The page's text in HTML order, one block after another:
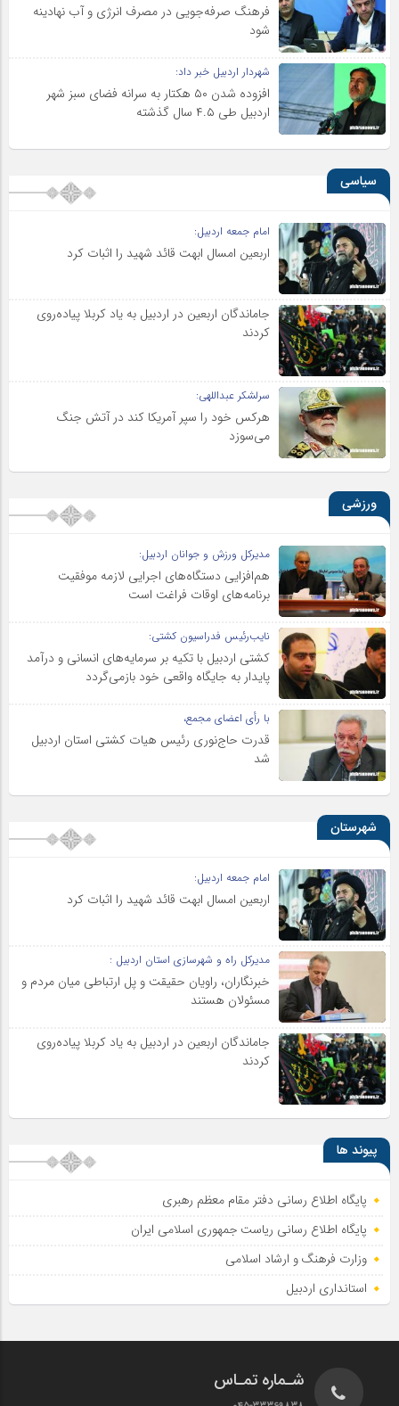
فرهنگ صرفه‌جویی در مصرف انرژی و آب نهادینه
شود
شهردار اردبیل خبر داد:
افزوده شدن ۵۰ هکتار به سرانه فضای سبز شهر
اردبیل طی ۴.۵ سال گذشته
سیاسی
امام جمعه اردبیل:
اربعین امسال ابهت قائد شهید را اثبات کرد
جاماندگان اربعین در اردبیل به یاد کربلا پیاده‌روی
کردند
سرلشکر عبداللهی:
هرکس خود را سپر آمریکا کند در آتش جنگ
می‌سوزد
ورزشی
مدیرکل ورزش و جوانان اردبیل:
هم‌افزایی دستگاه‌های اجرایی لازمه موفقیت
برنامه‌های اوقات فراغت است
نایب‌رئیس فدراسیون کشتی:
کشتی اردبیل با تکیه بر سرمایه‌های انسانی و درآمد
پایدار به جایگاه واقعی خود بازمی‌گردد
با رأی اعضای مجمع،
قدرت حاج‌نوری رئیس هیات کشتی استان اردبیل
شد
شهرستان
امام جمعه اردبیل:
اربعین امسال ابهت قائد شهید را اثبات کرد
مدیرکل راه و شهرسازی استان اردبیل :
خبرنگاران، راویان حقیقت و پل ارتباطی میان مردم و
مسئولان هستند
جاماندگان اربعین در اردبیل به یاد کربلا پیاده‌روی
کردند
پیوند ها
پایگاه اطلاع رسانی دفتر مقام معظم رهبری
پایگاه اطلاع‌ رسانی ریاست‌ جمهوری اسلامی ایران
وزارت فرهنگ و ارشاد اسلامی
استانداری اردبیل
شـماره تمـاس